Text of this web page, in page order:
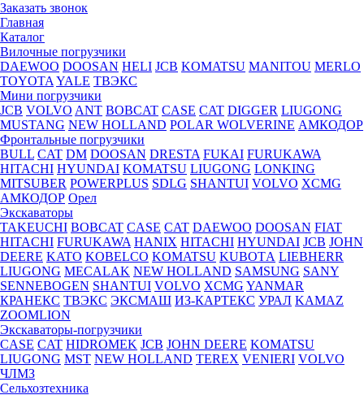
Заказать звонок
Главная
Каталог
Вилочные погрузчики
DAEWOO DOOSAN HELI JCB KOMATSU MANITOU MERLO
TOYOTA YALE ТВЭКС
Мини погрузчики
JCB VOLVO ANT BOBCAT CASE CAT DIGGER LIUGONG
MUSTANG NEW HOLLAND POLAR WOLVERINE АМКОДОР
Фронтальные погрузчики
BULL CAT DM DOOSAN DRESTA FUKAI FURUKAWA
HITACHI HYUNDAI KOMATSU LIUGONG LONKING
MITSUBER POWERPLUS SDLG SHANTUI VOLVO XCMG
АМКОДОР Орел
Экскаваторы
TAKEUCHI BOBCAT CASE CAT DAEWOO DOOSAN FIAT
HITACHI FURUKAWA HANIX HITACHI HYUNDAI JCB JOHN
DEERE KATO KOBELCO KOMATSU KUBOTА LIEBHERR
LIUGONG MECALAK NEW HOLLAND SAMSUNG SANY
SENNEBOGEN SHANTUI VOLVO XCMG YANMAR
КРАНЕКС ТВЭКС ЭКСМАШ ИЗ-КАРТЕКС УРАЛ KAMAZ
ZOOMLION
Экскаваторы-погрузчики
CASE CAT HIDROМEK JCB JOHN DEERE KOMATSU
LIUGONG MST NEW HOLLAND TEREX VENIERI VOLVO
ЧЛМЗ
Сельхозтехника